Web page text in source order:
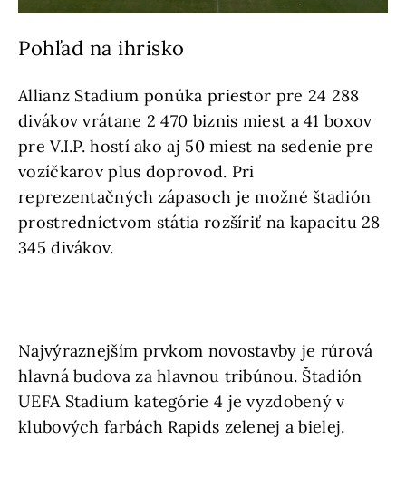
Pohľad na ihrisko
Allianz Stadium ponúka priestor pre 24 288
divákov vrátane 2 470 biznis miest a 41 boxov
pre V.I.P. hostí ako aj 50 miest na sedenie pre
vozíčkarov plus doprovod. Pri
reprezentačných zápasoch je možné štadión
prostredníctvom státia rozšíriť na kapacitu 28
345 divákov.
Najvýraznejším prvkom novostavby je rúrová
hlavná budova za hlavnou tribúnou. Štadión
UEFA Stadium kategórie 4 je vyzdobený v
klubových farbách Rapids zelenej a bielej.